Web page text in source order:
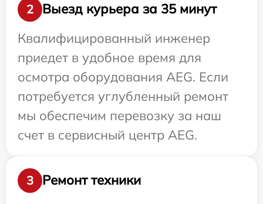
2
Выезд курьера за 35 минут
Квалифицированный инженер
приедет в удобное время для
осмотра оборудования AEG. Если
потребуется углубленный ремонт
мы обеспечим перевозку за наш
счет в сервисный центр AEG.
3
Ремонт техники